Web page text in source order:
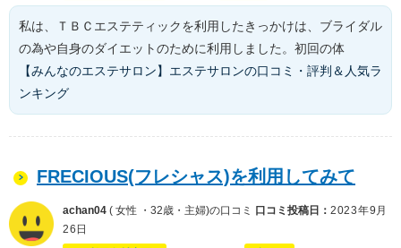
私は、ＴＢＣエステティックを利用したきっかけは、ブライダル
の為や自身のダイエットのために利用しました。初回の体
【みんなのエステサロン】エステサロンの口コミ・評判＆人気ラ
ンキング
FRECIOUS(フレシャス)を利用してみて
achan04 ( 女性 ・32歳・主婦)の口コミ 口コミ投稿日： 2023年9月
26日